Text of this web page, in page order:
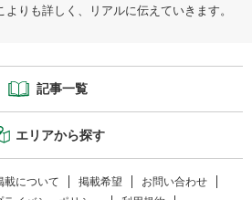
りも詳しく、リアルに伝えていきます。
記事一覧
エリアから探す
載について 掲載希望
お問い合わせ